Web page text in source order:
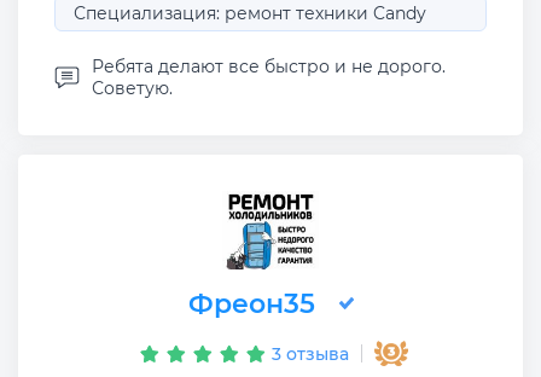
Специализация: ремонт техники Candy
Ребята делают все быстро и не дорого.
Советую.
Фреон35
3 отзыва